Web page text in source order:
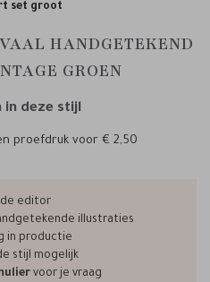
set groot
HANDGETEKEND
GROEN
in deze stijl
proefdruk voor € 2,50
de editor
illustraties
in productie
stijl mogelijk
voor je vraag